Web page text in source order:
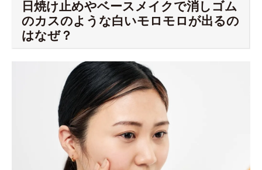
日焼け止めやベースメイクで消しゴム
のカスのような白いモロモロが出るの
はなぜ？